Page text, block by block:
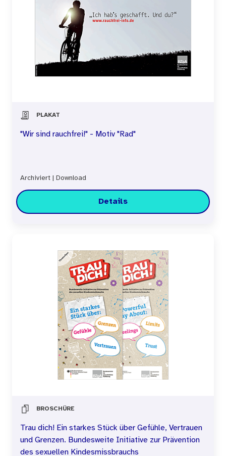
PLAKAT
"Wir sind rauchfrei!" - Motiv "Rad"
Archiviert Download
Details
BROSCHÜRE
Trau dich! Ein starkes Stück über Gefühle, Vertrauen
und Grenzen. Bundesweite Initiative zur Prävention
des sexuellen Kindesmissbrauchs